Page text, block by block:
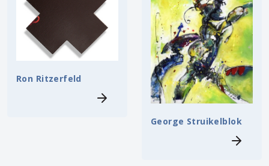
Ron Ritzerfeld
George Struikelblok